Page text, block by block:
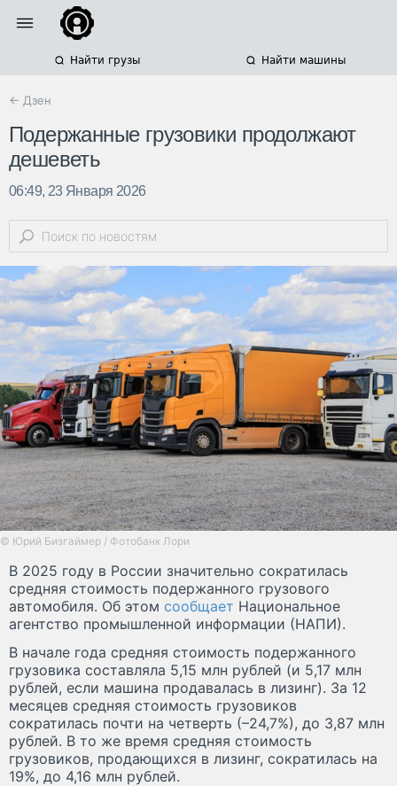
Найти грузы Найти машины
← Дзен
Подержанные грузовики продолжают
дешеветь
06:49, 23 Января 2026
© Юрий Бизгаймер / Фотобанк Лори
В 2025 году в России значительно сократилась
средняя стоимость подержанного грузового
автомобиля. Об этом сообщает Национальное
агентство промышленной информации (НАПИ).
В начале года средняя стоимость подержанного
грузовика составляла 5,15 млн рублей (и 5,17 млн
рублей, если машина продавалась в лизинг). За 12
месяцев средняя стоимость грузовиков
сократилась почти на четверть (–24,7%), до 3,87 млн
рублей. В то же время средняя стоимость
грузовиков, продающихся в лизинг, сократилась на
19%, до 4,16 млн рублей.